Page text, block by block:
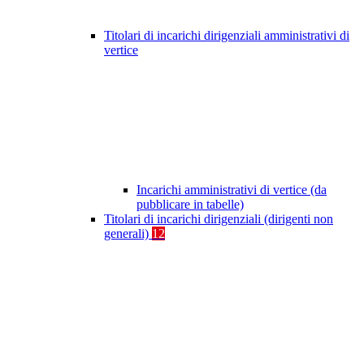
Titolari di incarichi dirigenziali amministrativi di
vertice
Incarichi amministrativi di vertice (da
pubblicare in tabelle)
Titolari di incarichi dirigenziali (dirigenti non
generali) 12